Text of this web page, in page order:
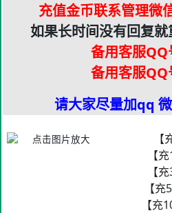
充值金币联系管理微
如果长时间没有回复
备用客服QQ
备用客服QQ
请大家尽量加qq
【
【
【
【充